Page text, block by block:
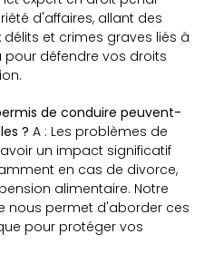
d'affaires, allant des
et crimes graves liés à
défendre vos droits
de conduire peuvent-
? A : Les problèmes de
un impact significatif
en cas de divorce,
alimentaire. Notre
nous permet d'aborder ces
pour protéger vos